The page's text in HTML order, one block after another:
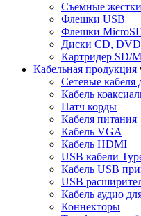
Съемные
Флешки USB
Флешки
Диски CD, DVD
Картридер SD/
Кабельная продукция
Сетевые кабеля
Кабель
Патч корды
Кабеля питания
Кабель VGA
Кабель HDMI
USB кабели
Кабель USB
USB
Кабель аудио
Коннекторы